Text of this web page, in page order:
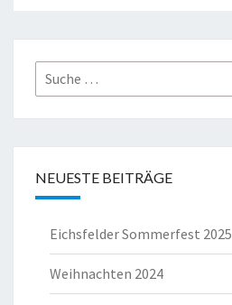
Suche
nach:
NEUESTE BEITRÄGE
Eichsfelder Sommerfest 2025
Weihnachten 2024